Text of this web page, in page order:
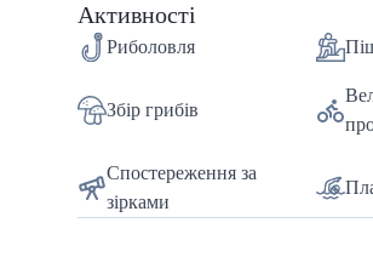
візьміть друзів і приїжджайте.до
Активності
Риболовля
Збір грибів
Спостереження за
зірками